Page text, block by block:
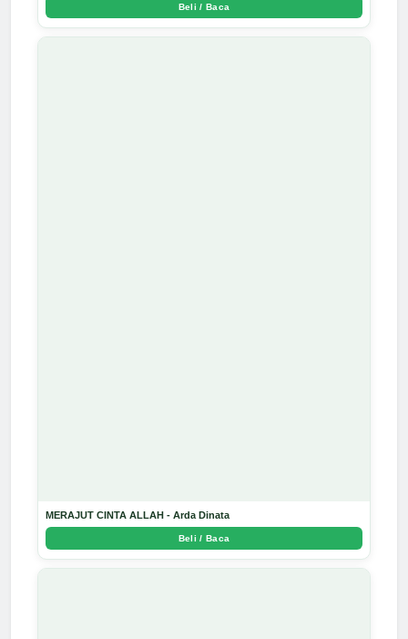
Beli / Baca
MERAJUT CINTA ALLAH - Arda Dinata
Beli / Baca